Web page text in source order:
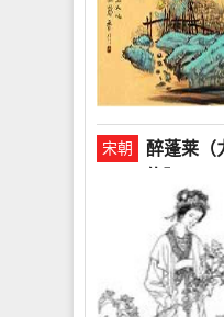
宋朝
醉蓬莱（